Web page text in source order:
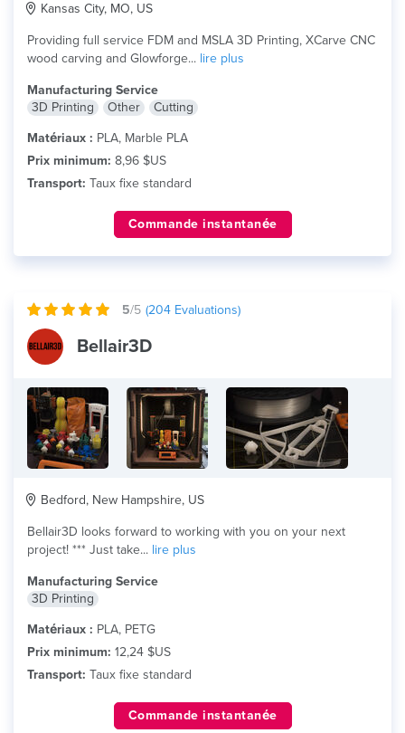
Kansas City, MO, US
Providing full service FDM and MSLA 3D Printing, XCarve CNC
wood carving and Glowforge... lire plus
Manufacturing Service
3D Printing
Other
Cutting
Matériaux : PLA, Marble PLA
Prix minimum: 8,96 $US
Transport: Taux fixe standard
Commande instantanée
5/5 (204 Evaluations)
Bellair3D
Bedford, New Hampshire, US
Bellair3D looks forward to working with you on your next
project! *** Just take... lire plus
Manufacturing Service
3D Printing
Matériaux : PLA, PETG
Prix minimum: 12,24 $US
Transport: Taux fixe standard
Commande instantanée